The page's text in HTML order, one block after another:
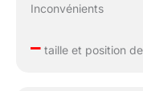
Inconvénients
–taille et position